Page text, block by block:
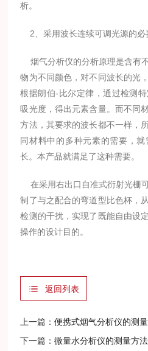
析。
2、采用波长连续可调光源的必
烟气分析仪的分析原理是含有
物为不同颜色，对不同波长的光
根据朗伯-比尔定律，通过检测
吸光度，得出元素含量。而不同
方法，其要求的波长都不一样，
同材料中的多种元素的需要，
长。本产品就满足了这种需要。
在采用右出口自准式衍射光栅
制了与之配合的弯道型比色杯，
检测的干扰，实现了既能自由设
操作的设计目的。
返回列表
上一篇：便携式烟气分析仪的测
下一篇：微量水分析仪的测量方法